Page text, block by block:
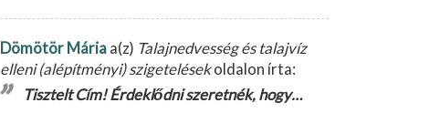
Dömötör Máriaa(z) Talajnedvesség és talajvíz
elleni (alépítményi) szigetelésekoldalon írta:
Tisztelt Cím! Érdeklődni szeretnék, hogy…